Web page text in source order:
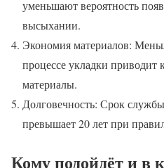
уменьшают вероятность
высыхании.
Экономия материалов:
процессе укладки приводит
материалы.
Долговечность: Срок
превышает 20 лет при
Кому подойдёт и в